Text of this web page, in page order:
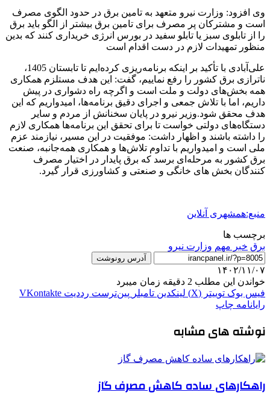
وی افزود: وزارت نیرو متعهد به تامین برق در حدود الگوی مصرف
است و مشترکان پر مصرف برای تامین برق بیشتر از الگو باید برق
را از تابلوی سبز یا تابلو سفید در بورس انرژی خریداری کنند که بدین
منظور تمهیدات لازم در دست اقدام است
علی‌آبادی با تأکید بر اینکه برنامه‌ریزی کرده‌ایم تا تابستان 1405،
ناترازی برق کشور را رفع نماییم، گفت: این هدف مستلزم همکاری
همه بخش‌های دولت و ملت است و اگرچه راه دشواری در پیش
داریم، اما با تلاش جمعی و اجرای دقیق برنامه‌ها، امیدواریم که این
هدف محقق شود.وزیر نیرو در پایان سخنانش از مردم و سایر
دستگاه‌های دولتی خواست تا برای تحقق این برنامه‌ها همکاری لازم
را داشته باشند و اظهار داشت: موفقیت در این مسیر، نیازمند عزم
ملی است و امیدواریم با تداوم تلاش‌ها و همکاری همه‌جانبه، صنعت
برق کشور به مرحله‌ای برسد که برق پایدار در اختیار مصرف
کنندگان بخش های خانگی و صنعتی و کشاورزی قرار گیرد.
منبع:همشهری آنلاین
برچسب ها
برق خبر مهم وزارت نیرو
آدرس رونوشت
۱۴۰۲/۱۱/۰۷
خواندن این مطلب 2 دقیقه زمان میبرد
فیس بوک توییتر (X) لینکدین ‫تامبلر ‫پین‌ترست ‫رددیت ‫VKontakte
رایانامه چاپ
نوشته های مشابه
راهکارهای ساده کاهش مصرف گاز